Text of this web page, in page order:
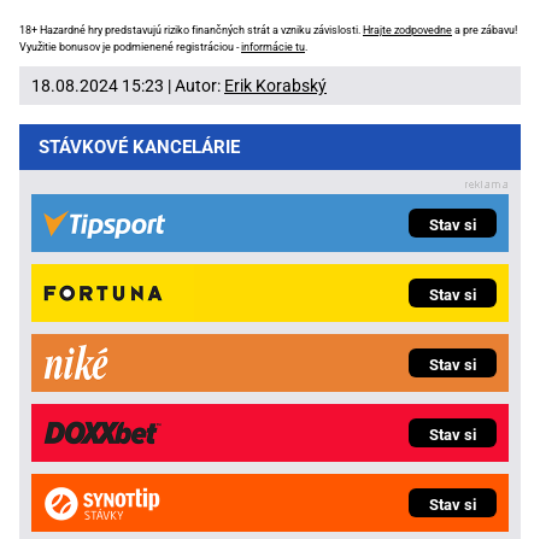
18+ Hazardné hry predstavujú riziko finančných strát a vzniku závislosti. Hrajte zodpovedne a pre zábavu!
Využitie bonusov je podmienené registráciou -informácie tu
18.08.2024 15:23 | Autor: Erik Korabský
STÁVKOVÉ KANCELÁRIE
Stav si
Stav si
Stav si
Stav si
Stav si